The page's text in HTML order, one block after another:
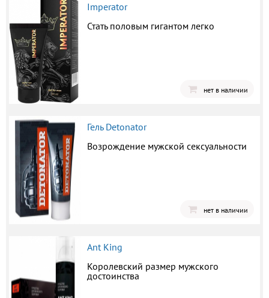
Imperator
Стать половым гигантом легко
нет в наличии
Гель Detonator
Возрождение мужской сексуальности
нет в наличии
Ant King
Королевский размер мужского
достоинства